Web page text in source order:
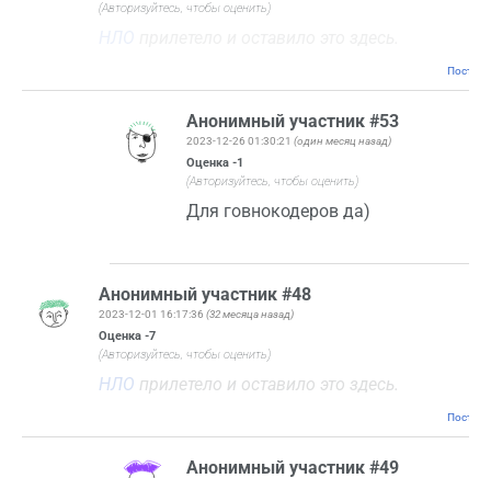
(Авторизуйтесь, чтобы оценить)
Анонимный участник #53
2023-12-26 01:30:21(один месяц назад)
Оценка-1
(Авторизуйтесь, чтобы оценить)
Для говнокодеров да)
Анонимный участник #48
2023-12-01 16:17:36 (32 месяца назад)
Оценка -7
(Авторизуйтесь, чтобы оценить)
НЛО прилетело и оставило это здесь.
Анонимный участник #49